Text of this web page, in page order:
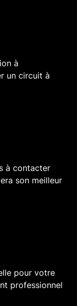
à
un circuit à
à contacter
son meilleur
pour votre
professionnel